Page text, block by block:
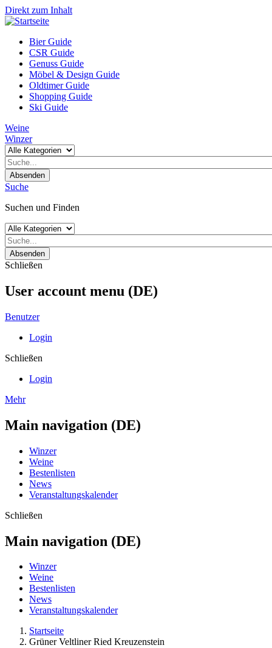
Direkt zum Inhalt
Bier Guide
CSR Guide
Genuss Guide
Möbel & Design Guide
Oldtimer Guide
Shopping Guide
Ski Guide
Weine
Winzer
Absenden
Suche
Suchen und Finden
Absenden
Schließen
User account menu (DE)
Benutzer
Login
Schließen
Login
Mehr
Main navigation (DE)
Winzer
Weine
Bestenlisten
News
Veranstaltungskalender
Schließen
Main navigation (DE)
Winzer
Weine
Bestenlisten
News
Veranstaltungskalender
Startseite
Grüner Veltliner Ried Kreuzenstein